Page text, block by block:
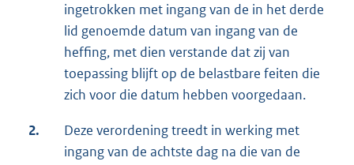
t
e
r
n
e
i
n
ingetrokken met ingang van de in het derde
lid genoemde datum van ingang van de
heffing, met dien verstande dat zij van
toepassing blijft op de belastbare feiten die
zich voor die datum hebben voorgedaan.
2.
Deze verordening treedt in werking met
ingang van de achtste dag na die van de